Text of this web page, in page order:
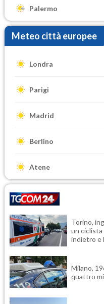
Palermo
Meteo città europee
Londra
Parigi
Madrid
Berlino
Atene
Torino,
un
indietro e
Milano,
quattro